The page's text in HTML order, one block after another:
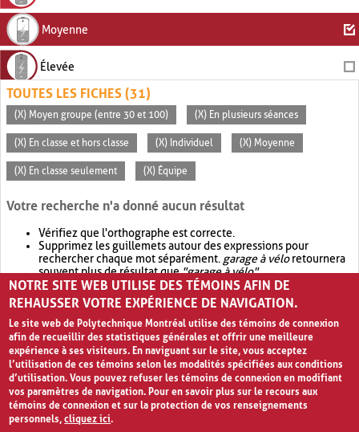
Moyenne
Élevée
TOUTES LES FICHES (31)
(X) Moyen groupe (entre 30 et 100) (X) En plusieurs séances
(X) En classe et hors classe (X) Individuel (X) Moyenne
(X) En classe seulement (X) Équipe
Votre recherche n'a donné aucun résultat
Vérifiez que l'orthographe est correcte.
Supprimez les guillemets autour des expressions pour
rechercher chaque mot séparément. garage à véloretournera
souvent plus de résultat que"garage à vélo".
Envisagez d'élargir votre recherche avec OR.garage OR vélo
retournera souvent plus de résultat quegarage à vélo
NOTRE SITE WEB UTILISE DES TÉMOINS AFIN DE
REHAUSSER VOTRE EXPÉRIENCE DE NAVIGATION.
Le site web de Polytechnique Montréal utilise des témoins de connexion
afin de recueillir des statistiques générales et offrir une meilleure
expérience à ses visiteurs. En naviguant sur le site, vous acceptez
l’utilisation de ces témoins selon les modalités spécifiées aux conditions
d’utilisation. Vous pouvez refuser les témoins de connexion en modifiant
vos paramètres de navigation. Pour en savoir plus sur le recours aux
témoins de connexion et sur la protection de vos renseignements
personnels,cliquez ici.